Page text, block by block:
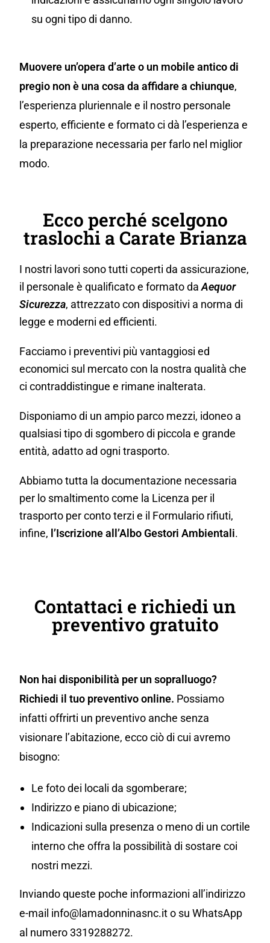
su ogni tipo di danno.
Muovere un’opera d’arte o un mobile antico di
pregio non è una cosa da affidare a chiunque,
l’esperienza pluriennale e il nostro personale
esperto, efficiente e formato ci dà l’esperienza e
la preparazione necessaria per farlo nel miglior
modo.
Ecco perché scelgono
traslochi a Carate Brianza
I nostri lavori sono tutti coperti da assicurazione,
il personale è qualificato e formato daAequor
Sicurezza, attrezzato con dispositivi a norma di
legge e moderni ed efficienti.
Facciamo i preventivi più vantaggiosi ed
economici sul mercato con la nostra qualità che
ci contraddistingue e rimane inalterata.
Disponiamo di un ampio parco mezzi, idoneo a
qualsiasi tipo di sgombero di piccola e grande
entità, adatto ad ogni trasporto.
Abbiamo tutta la documentazione necessaria
per lo smaltimento come la Licenza per il
trasporto per conto terzi e il Formulario rifiuti,
infine, l’Iscrizione all’Albo Gestori Ambientali.
Contattaci e richiedi un
preventivo gratuito
Non hai disponibilità per un sopralluogo?
Richiedi il tuo preventivo online. Possiamo
infatti offrirti un preventivo anche senza
visionare l’abitazione, ecco ciò di cui avremo
bisogno:
Le foto dei locali da sgomberare;
Indirizzo e piano di ubicazione;
Indicazioni sulla presenza o meno di un cortile
interno che offra la possibilità di sostare coi
nostri mezzi.
Inviando queste poche informazioni all’indirizzo
e-mail info@lamadonninasnc.it o su WhatsApp
al numero 3319288272.